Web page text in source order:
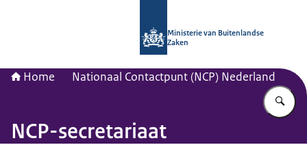
Ministerie van Buitenlandse
Zaken
Home Nationaal Contactpunt (NCP) Nederland
NCP-secretariaat